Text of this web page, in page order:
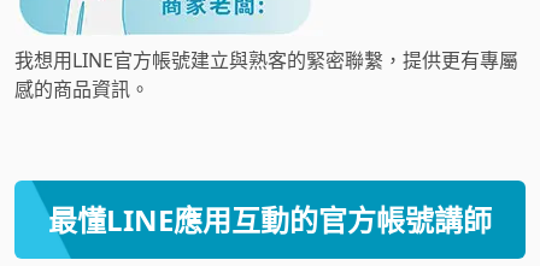
我想用LINE官方帳號建立與熟客的緊密聯繫，提供更有專屬
感的商品資訊。
最懂LINE應用互動的官方帳號講師